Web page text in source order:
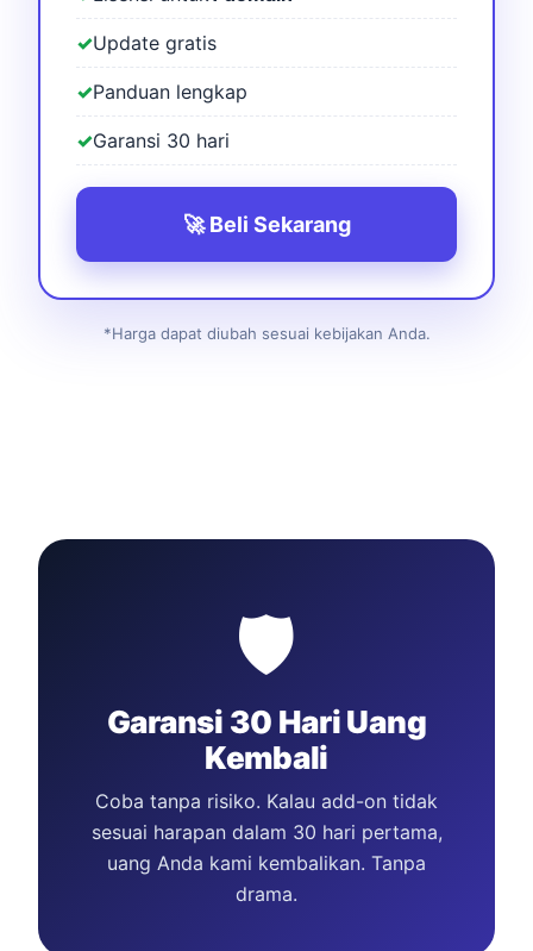
✓Update gratis
✓Panduan lengkap
✓Garansi 30 hari
🚀 Beli Sekarang
*Harga dapat diubah sesuai kebijakan Anda.
🛡️
Garansi 30 Hari Uang
Kembali
Coba tanpa risiko. Kalau add-on tidak
sesuai harapan dalam 30 hari pertama,
uang Anda kami kembalikan. Tanpa
drama.